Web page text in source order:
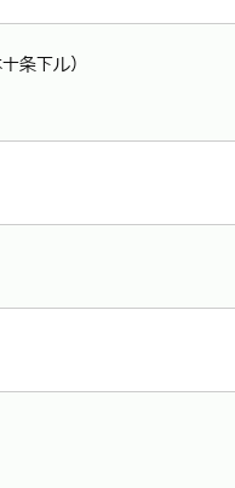
条下ル）